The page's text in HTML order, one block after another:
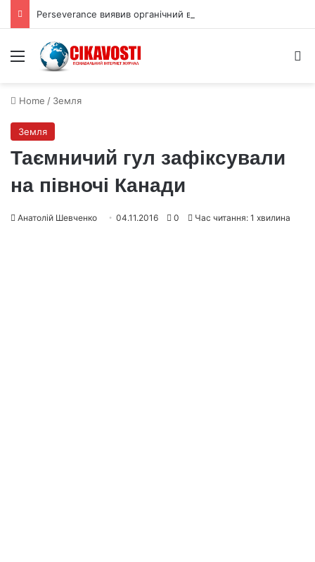
Menu
Home / Земля
Земля
Таємничий гул зафіксували
на півночі Канади
Анатолій Шевченко 04.11.2016 0 Час читання: 1 хвилина